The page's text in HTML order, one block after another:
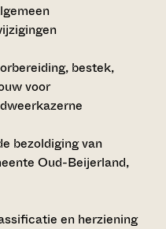
bestek,
voor
bezoldiging van
Oud-Beijerland,
en herziening